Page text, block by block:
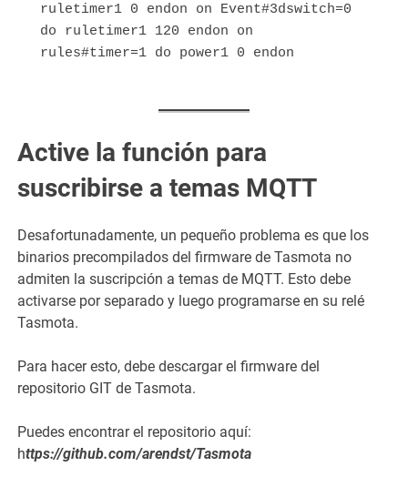
ruletimer1 0 endon on Event#3dswitch=0
do ruletimer1 120 endon on
rules#timer=1 do power1 0 endon
Active la función para
suscribirse a temas MQTT
Desafortunadamente, un pequeño problema es que los
binarios precompilados del firmware de Tasmota no
admiten la suscripción a temas de MQTT. Esto debe
activarse por separado y luego programarse en su relé
Tasmota.
Para hacer esto, debe descargar el firmware del
repositorio GIT de Tasmota.
Puedes encontrar el repositorio aquí:
https://github.com/arendst/Tasmota